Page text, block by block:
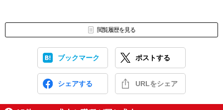
閲覧履歴を見る
ブックマーク ポストする
シェアする URLをシェア